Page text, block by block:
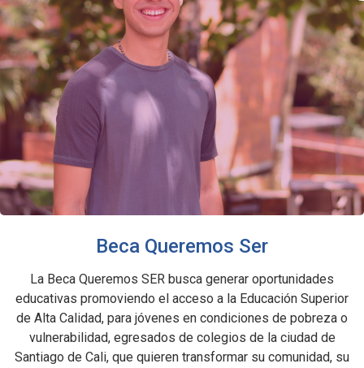
Beca Queremos Ser
La Beca Queremos SER busca generar oportunidades
educativas promoviendo el acceso a la Educación Superior
de Alta Calidad, para jóvenes en condiciones de pobreza o
vulnerabilidad, egresados de colegios de la ciudad de
Santiago de Cali, que quieren transformar su comunidad, su